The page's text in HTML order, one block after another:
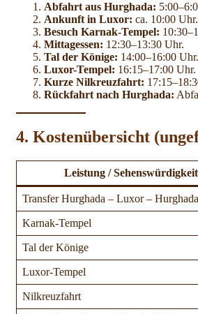
Abfahrt aus Hurghada:
Ankunft in Luxor: ca. 10:00 Uhr.
Besuch Karnak-Tempel:
Mittagessen: 12:30–13:30 Uhr.
Tal der Könige: 14:00–16:00 Uhr.
Luxor-Tempel: 16:15–17:00 Uhr.
Kurze Nilkreuzfahrt:
Rückfahrt nach Hurghada:
4. Kostenübersicht
Leistung / Sehenswürdigkeit
Transfer Hurghada – Luxor –
Karnak-Tempel
Tal der Könige
Luxor-Tempel
Nilkreuzfahrt